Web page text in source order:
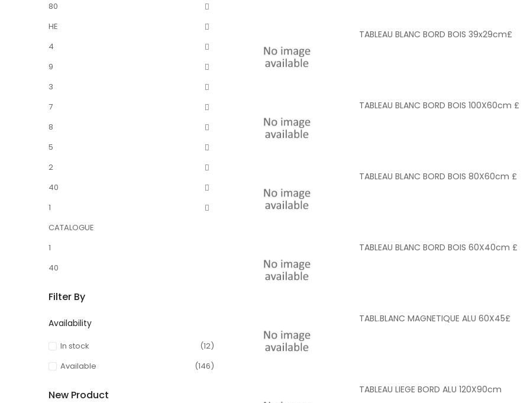
80
HE
4
9
3
7
8
5
2
40
1
CATALOGUE
1
40
Filter By
Availability
In stock
(12)
Available
(146)
New Product
TABLEAU BLANC BORD BOIS 39x29cm£
TABLEAU BLANC BORD BOIS 100X60cm £
TABLEAU BLANC BORD BOIS 80X60cm £
TABLEAU BLANC BORD BOIS 60X40cm £
TABL.BLANC MAGNETIQUE ALU 60X45£
TABLEAU LIEGE BORD ALU 120X90cm